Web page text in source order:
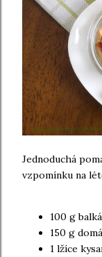
Jednoduchá
vzpomínku na
100 g
150 g
1 lžíce